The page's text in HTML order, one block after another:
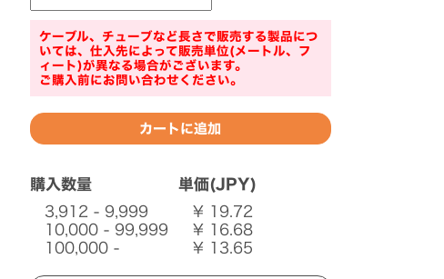
ケーブル、チューブなど長さで販売する製品につ
いては、仕入先によって販売単位(メートル、フ
ィート)が異なる場合がございます。
ご購入前にお問い合わせください。
購入数量
単価(JPY)
3,912 - 9,999
¥ 19.72
10,000 - 99,999
¥ 16.68
100,000 -
¥ 13.65